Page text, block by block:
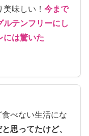
味しい！ 今まで
ルテンフリーにし
には驚いた
べない生活にな
思ってたけど、